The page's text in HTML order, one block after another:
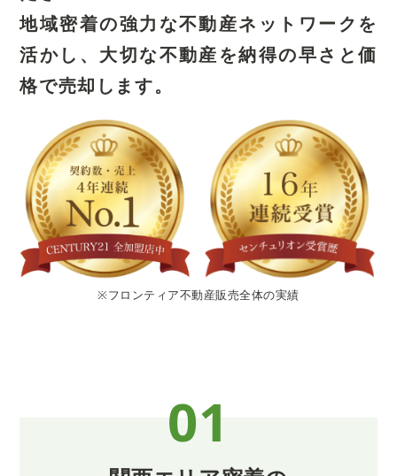
地域密着の強力な不動産ネットワークを
活かし、 大切な不動産を納得の早さと価
格で売却します。
※フロンティア不動産販売全体の実績
01